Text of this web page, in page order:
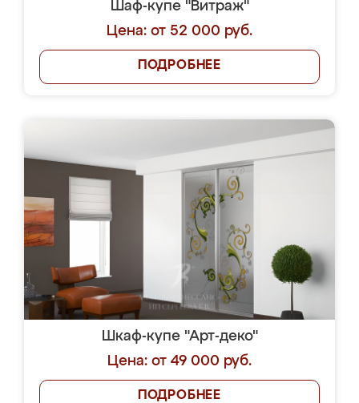
Шаф-купе "Витраж"
Цена: от 52 000 руб.
ПОДРОБНЕЕ
Шкаф-купе "Арт-деко"
Цена: от 49 000 руб.
ПОДРОБНЕЕ